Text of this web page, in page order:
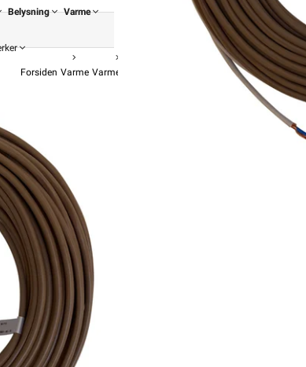
Belysning Varme
Forsiden Varme Varmekabel 2-Leder Varmekabel 8W ØS
ØS Varme
ØS Alu-8